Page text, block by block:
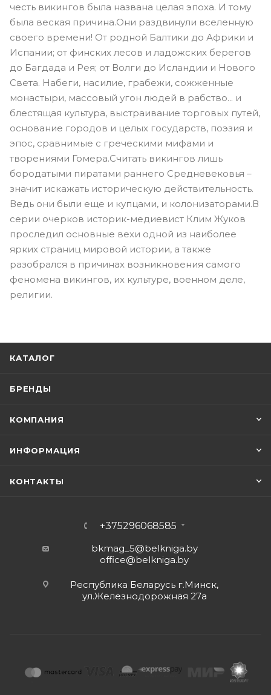
честь викингов была названа целая эпоха. И тому
была веская причина.Они раздвинули вселенную
своего времени! От родной Балтики до Африки и
Испании; от финских лесов и ладожских берегов
до Багдада и Рея; от Волги до Исландии и Нового
Света. Набеги, насилие, грабежи, сожженные
монастыри, массовый угон людей в рабство... и
блестящая культура, выстраивание торговых путей,
основание городов и целых государств, поэзия и
эпос, сравнимые с греческими мифами и
творениями Гомера.Считать викингов лишь
бородатыми пиратами раннего Средневековья –
значит искажать историческую действительность.
Ведь они были еще и купцами, и колонизаторами.В
серии очерков историк-медиевист Клим Жуков
проследил основные вехи одной из наиболее
ярких страниц мировой истории, а также
разобрался в причинах возникновения самого
феномена викингов, их культуре, военном деле,
религии.
КАТАЛОГ
БРЕНДЫ
КОМПАНИЯ
ИНФОРМАЦИЯ
КОНТАКТЫ
+375296068585
bkmag_5@belkniga.by
office@belkniga.by
Республика Беларусь г.Минск,
ул.Железнодорожная 27а